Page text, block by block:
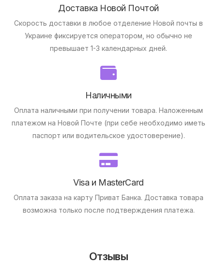
Доставка Новой Почтой
Скорость доставки в любое отделение Новой почты в
Украине фиксируется оператором, но обычно не
превышает 1-3 календарных дней.
Наличными
Оплата наличными при получении товара. Наложенным
платежом на Новой Почте (при себе необходимо иметь
паспорт или водительское удостоверение).
Visa и MasterCard
Оплата заказа на карту Приват Банка. Доставка товара
возможна только после подтверждения платежа.
Отзывы